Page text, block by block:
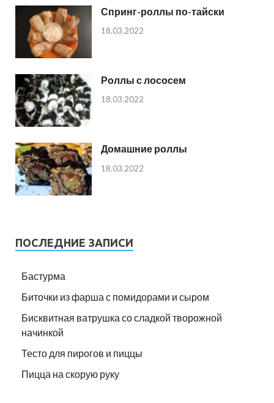
Спринг-роллы по-тайски
18.03.2022
Роллы с лососем
18.03.2022
Домашние роллы
18.03.2022
ПОСЛЕДНИЕ ЗАПИСИ
Бастурма
Биточки из фарша с помидорами и сыром
Бисквитная ватрушка со сладкой творожной
начинкой
Тесто для пирогов и пиццы
Пицца на скорую руку